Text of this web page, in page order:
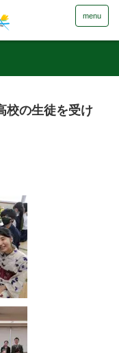
menu
校の生徒を受け